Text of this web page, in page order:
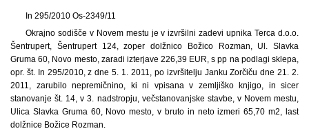
In 295/2010 Os-2349/11
Okrajno sodišče v Novem mestu je v izvršilni zadevi upnika Terca d.o.o.
Šentrupert, Šentrupert 124, zoper dolžnico Božico Rozman, Ul. Slavka
Gruma 60, Novo mesto, zaradi izterjave 226,39 EUR, s pp na podlagi sklepa,
opr. št. In 295/2010, z dne 5. 1. 2011, po izvršitelju Janku Zorčiču dne 21. 2.
2011, zarubilo nepremičnino, ki ni vpisana v zemljiško knjigo, in sicer
stanovanje št. 14, v 3. nadstropju, večstanovanjske stavbe, v Novem mestu,
Ulica Slavka Gruma 60, Novo mesto, v bruto in neto izmeri 65,70 m2, last
dolžnice Božice Rozman.